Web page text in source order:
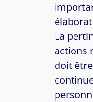
La
actions
doit